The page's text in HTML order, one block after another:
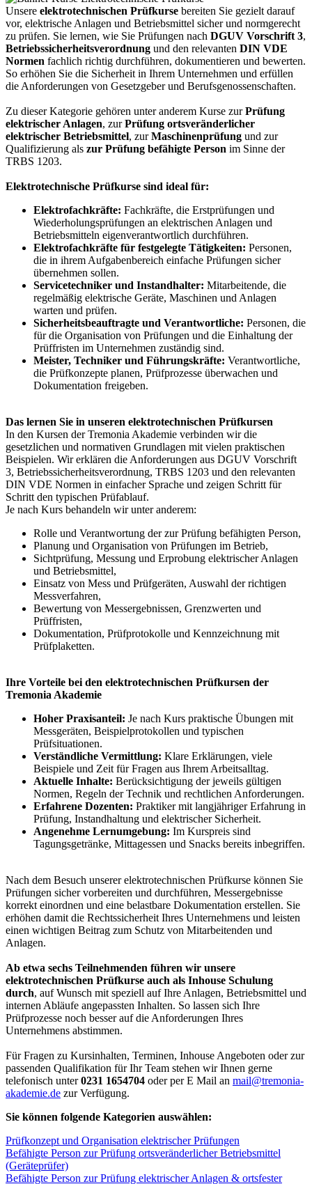
Unsere elektrotechnischen Prüfkurse bereiten Sie gezielt darauf
vor, elektrische Anlagen und Betriebsmittel sicher und normgerecht
zu prüfen. Sie lernen, wie Sie Prüfungen nach DGUV Vorschrift 3,
Betriebssicherheitsverordnung und den relevanten DIN VDE
Normen fachlich richtig durchführen, dokumentieren und bewerten.
So erhöhen Sie die Sicherheit in Ihrem Unternehmen und erfüllen
die Anforderungen von Gesetzgeber und Berufsgenossenschaften.
Zu dieser Kategorie gehören unter anderem Kurse zurPrüfung
elektrischer Anlagen, zurPrüfung ortsveränderlicher
elektrischer Betriebsmittel, zurMaschinenprüfung und zur
Qualifizierung als zur Prüfung befähigte Person im Sinne der
TRBS 1203.
Elektrotechnische Prüfkurse sind ideal für:
Elektrofachkräfte: Fachkräfte, die Erstprüfungen und
Wiederholungsprüfungen an elektrischen Anlagen und
Betriebsmitteln eigenverantwortlich durchführen.
Elektrofachkräfte für festgelegte Tätigkeiten: Personen,
die in ihrem Aufgabenbereich einfache Prüfungen sicher
übernehmen sollen.
Servicetechniker und Instandhalter: Mitarbeitende, die
regelmäßig elektrische Geräte, Maschinen und Anlagen
warten und prüfen.
Sicherheitsbeauftragte und Verantwortliche: Personen, die
für die Organisation von Prüfungen und die Einhaltung der
Prüffristen im Unternehmen zuständig sind.
Meister, Techniker und Führungskräfte: Verantwortliche,
die Prüfkonzepte planen, Prüfprozesse überwachen und
Dokumentation freigeben.
Das lernen Sie in unseren elektrotechnischen Prüfkursen
In den Kursen der Tremonia Akademie verbinden wir die
gesetzlichen und normativen Grundlagen mit vielen praktischen
Beispielen. Wir erklären die Anforderungen aus DGUV Vorschrift
3, Betriebssicherheitsverordnung, TRBS 1203 und den relevanten
DIN VDE Normen in einfacher Sprache und zeigen Schritt für
Schritt den typischen Prüfablauf.
Je nach Kurs behandeln wir unter anderem:
Rolle und Verantwortung der zur Prüfung befähigten Person,
Planung und Organisation von Prüfungen im Betrieb,
Sichtprüfung, Messung und Erprobung elektrischer Anlagen
und Betriebsmittel,
Einsatz von Mess und Prüfgeräten, Auswahl der richtigen
Messverfahren,
Bewertung von Messergebnissen, Grenzwerten und
Prüffristen,
Dokumentation, Prüfprotokolle und Kennzeichnung mit
Prüfplaketten.
Ihre Vorteile bei den elektrotechnischen Prüfkursen der
Tremonia Akademie
Hoher Praxisanteil: Je nach Kurs praktische Übungen mit
Messgeräten, Beispielprotokollen und typischen
Prüfsituationen.
Verständliche Vermittlung: Klare Erklärungen, viele
Beispiele und Zeit für Fragen aus Ihrem Arbeitsalltag.
Aktuelle Inhalte: Berücksichtigung der jeweils gültigen
Normen, Regeln der Technik und rechtlichen Anforderungen.
Erfahrene Dozenten: Praktiker mit langjähriger Erfahrung in
Prüfung, Instandhaltung und elektrischer Sicherheit.
Angenehme Lernumgebung: Im Kurspreis sind
Tagungsgetränke, Mittagessen und Snacks bereits inbegriffen.
Nach dem Besuch unserer elektrotechnischen Prüfkurse können Sie
Prüfungen sicher vorbereiten und durchführen, Messergebnisse
korrekt einordnen und eine belastbare Dokumentation erstellen. Sie
erhöhen damit die Rechtssicherheit Ihres Unternehmens und leisten
einen wichtigen Beitrag zum Schutz von Mitarbeitenden und
Anlagen.
Ab etwa sechs Teilnehmenden führen wir unsere
elektrotechnischen Prüfkurse auch als Inhouse Schulung
durch, auf Wunsch mit speziell auf Ihre Anlagen, Betriebsmittel und
internen Abläufe angepassten Inhalten. So lassen sich Ihre
Prüfprozesse noch besser auf die Anforderungen Ihres
Unternehmens abstimmen.
Für Fragen zu Kursinhalten, Terminen, Inhouse Angeboten oder zur
passenden Qualifikation für Ihr Team stehen wir Ihnen gerne
telefonisch unter0231 1654704 oder per E Mail an mail@tremonia-
akademie.de zur Verfügung.
Sie können folgende Kategorien auswählen:
Prüfkonzept und Organisation elektrischer Prüfungen
Befähigte Person zur Prüfung ortsveränderlicher Betriebsmittel
(Geräteprüfer)
Befähigte Person zur Prüfung elektrischer Anlagen & ortsfester